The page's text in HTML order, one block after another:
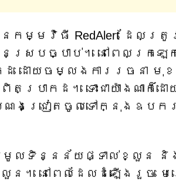
ម្មវិធី RedAlert ដែលត្រូ
ស្របច្បាប់។ នៅពេលក្រឡេ
ដ ដោយចម្លងការរចនា មុខ
រាកដ។ ទោះជាយ៉ាងណាក៏ដោ
ានបំណងជ្រៀតចូលទៅក្នុងឧបក
រមូលទិន្នន័យផ្ទាល់ខ្លួន និ
នៅពេលដែលដំឡើងរួច មេ